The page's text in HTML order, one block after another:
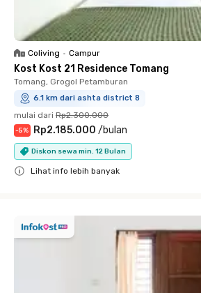
Coliving • Campur
Kost Kost 21 Residence Tomang
Tomang, Grogol Petamburan
6.1 km dari ashta district 8
mulai dari Rp2.300.000
-5% Rp2.185.000 /bulan
Diskon sewa min. 12 Bulan
Lihat info lebih banyak